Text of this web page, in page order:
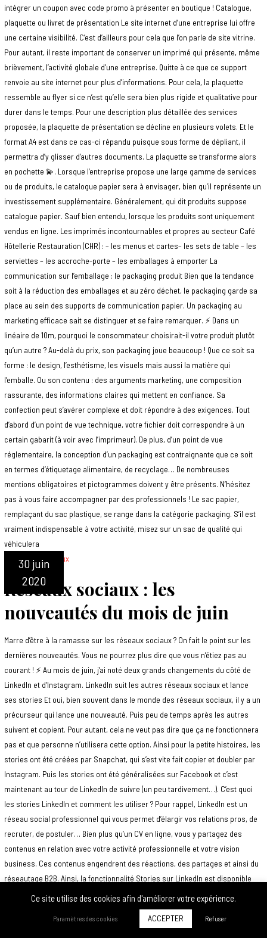
intégrer un coupon avec code promo à présenter en boutique ! Catalogue,
plaquette ou livret de présentation Le site internet d’une entreprise lui offre
une certaine visibilité. C’est d’ailleurs pour cela que l’on parle de site vitrine.
Pour autant, il reste important de conserver un imprimé qui présente, même
brièvement, l’activité globale d’une entreprise. Quitte à ce que ce support
renvoie au site internet pour plus d’informations. Pour cela, la plaquette
ressemble au flyer si ce n’est qu’elle sera bien plus rigide et qualitative pour
durer dans le temps. Pour une description plus détaillée des services
proposée, la plaquette de présentation se décline en plusieurs volets. Et le
format A4 est dans ce cas-ci répandu puisque sous forme de dépliant, il
permettra d’y glisser d’autres documents. La plaquette se transforme alors
en pochette 💫. Lorsque l’entreprise propose une large gamme de services
ou de produits, le catalogue papier sera à envisager, bien qu’il représente un
investissement supplémentaire. Généralement, qui dit produits suppose
catalogue papier. Sauf bien entendu, lorsque les produits sont uniquement
vendus en ligne. Les imprimés incontournables et propres au secteur Café
Hôtellerie Restauration (CHR) : – les menus et cartes– les sets de table – les
serviettes – les accroche-porte – les emballages à emporter La
communication sur l’emballage : le packaging produit Bien que la tendance
soit à la réduction des emballages et au zéro déchet, le packaging garde sa
place au sein des supports de communication papier. Un packaging au
marketing efficace sait se distinguer et se faire remarquer. ⚡️ Dans un
linéaire de 10m, pourquoi le consommateur choisirait-il votre produit plutôt
qu’un autre ? Au-delà du prix, son packaging joue beaucoup ! Que ce soit sa
forme : le design, l’esthétisme, les visuels mais aussi la matière qui
l’emballe. Ou son contenu : des arguments marketing, une composition
rassurante, des informations claires qui mettent en confiance. Sa
confection peut s’avérer complexe et doit répondre à des exigences. Tout
d’abord d’un point de vue technique, votre fichier doit correspondre à un
certain gabarit (à voir avec l’imprimeur). De plus, d’un point de vue
réglementaire, la conception d’un packaging est contraignante que ce soit
en termes d’étiquetage alimentaire, de recyclage… De nombreuses
mentions obligatoires et pictogrammes doivent y être présents. N’hésitez
pas à vous faire accompagner par des professionnels ! Le sac papier,
remplaçant du sac plastique, se range dans la catégorie packaging. S’il est
vraiment indispensable à votre activité, misez sur un sac de qualité qui
véhiculera
Réseaux sociaux : les
nouveautés du mois de juin
30 juin
2020
Marre d’être à la ramasse sur les réseaux sociaux ? On fait le point sur les
dernières nouveautés. Vous ne pourrez plus dire que vous n’étiez pas au
courant ! ⚡️ Au mois de juin, j’ai noté deux grands changements du côté de
LinkedIn et d’Instagram. LinkedIn suit les autres réseaux sociaux et lance
ses stories Et oui, bien souvent dans le monde des réseaux sociaux, il y a un
précurseur qui lance une nouveauté. Puis peu de temps après les autres
suivent et copient. Pour autant, cela ne veut pas dire que ça ne fonctionnera
pas et que personne n’utilisera cette option. Ainsi pour la petite histoires, les
stories ont été créées par Snapchat, qui s’est vite fait copier et doubler par
Instagram. Puis les stories ont été généralisées sur Facebook et c’est
maintenant au tour de LinkedIn de suivre (un peu tardivement…). C’est quoi
les stories LinkedIn et comment les utiliser ? Pour rappel, LinkedIn est un
réseau social professionnel qui vous permet d’élargir vos relations pros, de
recruter, de postuler… Bien plus qu’un CV en ligne, vous y partagez des
contenus en relation avec votre activité professionnelle et votre vision
business. Ces contenus engendrent des réactions, des partages et ainsi du
réseautage B2B. Ainsi, la fonctionnalité Stories sur LinkedIn est disponible
depuis le mois de juin sur l’application mobile. Pour ceux qui auraient un train
(ou dix) de retard, les stories sont des vidéos et photos que l’on met en avant
sur son profil, et qui restent visibles seulement 24h. Encore peu
Ce site utilise des cookies afin d'améliorer votre expérience.
Paramètres des cookies ACCEPTER Refuser